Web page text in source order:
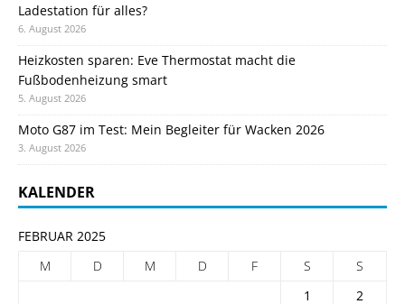
Ladestation für alles?
6. August 2026
Heizkosten sparen: Eve Thermostat macht die
Fußbodenheizung smart
5. August 2026
Moto G87 im Test: Mein Begleiter für Wacken 2026
3. August 2026
KALENDER
FEBRUAR 2025
M
D M D F S
S
1
2